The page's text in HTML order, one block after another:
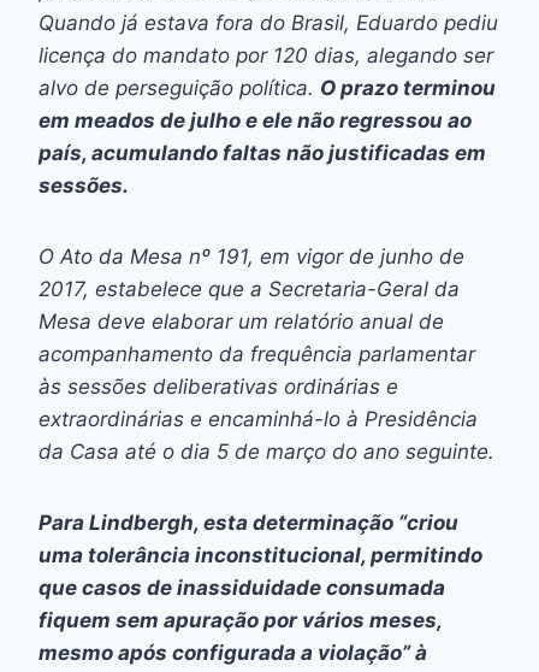
Quando já estava fora do Brasil, Eduardo pediu
licença do mandato por 120 dias, alegando ser
alvo de perseguição política. O prazo terminou
em meados de julho e ele não regressou ao
país, acumulando faltas não justificadas em
sessões.
O Ato da Mesa nº 191, em vigor de junho de
2017, estabelece que a Secretaria-Geral da
Mesa deve elaborar um relatório anual de
acompanhamento da frequência parlamentar
às sessões deliberativas ordinárias e
extraordinárias e encaminhá-lo à Presidência
da Casa até o dia 5 de março do ano seguinte.
Para Lindbergh, esta determinação “criou
uma tolerância inconstitucional, permitindo
que casos de inassiduidade consumada
fiquem sem apuração por vários meses,
mesmo após configurada a violação” à